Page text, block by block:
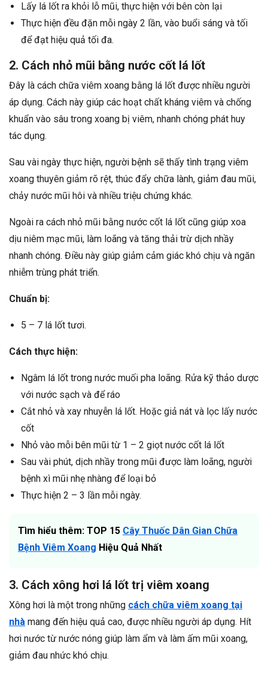
Lấy lá lốt ra khỏi lỗ mũi, thực hiện với bên còn lại
Thực hiện đều đặn mỗi ngày 2 lần, vào buổi sáng và tối
để đạt hiệu quả tối đa.
2. Cách nhỏ mũi bằng nước cốt lá lốt
Đây là cách chữa viêm xoang bằng lá lốt được nhiều người
áp dụng. Cách này giúp các hoạt chất kháng viêm và chống
khuẩn vào sâu trong xoang bị viêm, nhanh chóng phát huy
tác dụng.
Sau vài ngày thực hiện, người bệnh sẽ thấy tình trạng viêm
xoang thuyên giảm rõ rệt, thúc đẩy chữa lành, giảm đau mũi,
chảy nước mũi hôi và nhiều triệu chứng khác.
Ngoài ra cách nhỏ mũi bằng nước cốt lá lốt cũng giúp xoa
dịu niêm mạc mũi, làm loãng và tăng thải trừ dịch nhầy
nhanh chóng. Điều này giúp giảm cảm giác khó chịu và ngăn
nhiễm trùng phát triển.
Chuẩn bị:
5 – 7 lá lốt tươi.
Cách thực hiện:
Ngâm lá lốt trong nước muối pha loãng. Rửa kỹ thảo dược
với nước sạch và để ráo
Cắt nhỏ và xay nhuyễn lá lốt. Hoặc giả nát và lọc lấy nước
cốt
Nhỏ vào mỗi bên mũi từ 1 – 2 giọt nước cốt lá lốt
Sau vài phút, dịch nhầy trong mũi được làm loãng, người
bệnh xì mũi nhẹ nhàng để loại bỏ
Thực hiện 2 – 3 lần mỗi ngày.
Tìm hiểu thêm: TOP 15 Cây Thuốc Dân Gian Chữa
Bệnh Viêm Xoang Hiệu Quả Nhất
3. Cách xông hơi lá lốt trị viêm xoang
Xông hơi là một trong những cách chữa viêm xoang tại
nhà mang đến hiệu quả cao, được nhiều người áp dụng. Hít
hơi nước từ nước nóng giúp làm ẩm và làm ấm mũi xoang,
giảm đau nhức khó chịu.